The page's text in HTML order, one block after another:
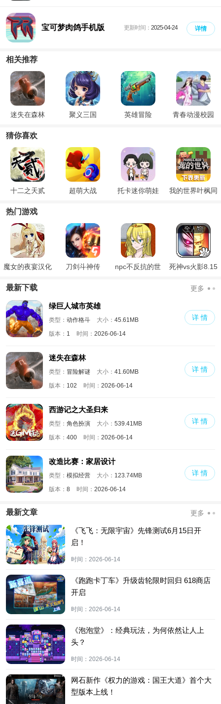
宝可梦肉鸽手机版 更新时间： 2025-04-24 详情
相关推荐
迷失在森林 聚义三国 英雄冒险 青春动漫校园
猜你喜欢
十二之天贰 超萌大战 托卡迷你萌娃
我的世界叶枫同
热门游戏
魔女的夜宴汉化
刀剑斗神传
npc不反抗的世
死神vs火影8.15
最新下载 更多
绿巨人城市英雄
类型： 动作格斗 大小： 45.61MB
版本： 1 时间： 2026-06-14
详 情
迷失在森林
类型： 冒险解谜 大小： 41.60MB
版本： 102 时间： 2026-06-14
详 情
西游记之大圣归来
类型： 角色扮演 大小： 539.41MB
版本： 400 时间： 2026-06-14
详 情
改造比赛：家居设计
类型： 模拟经营 大小： 123.74MB
版本： 8 时间： 2026-06-14
详 情
最新文章 更多
《飞飞：无限宇宙》先锋测试6月15日开
启！
时间： 2026-06-14
《跑跑卡丁车》升级齿轮限时回归 618商店
开启
时间： 2026-06-14
《泡泡堂》：经典玩法，为何依然让人上
头？
时间： 2026-06-14
网石新作《权力的游戏：国王大道》首个大
型版本上线！